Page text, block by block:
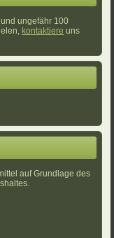
ungefähr 100
kontaktiere uns
auf Grundlage des